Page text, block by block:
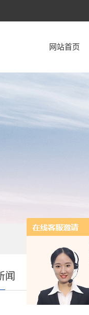
网站首页
闻